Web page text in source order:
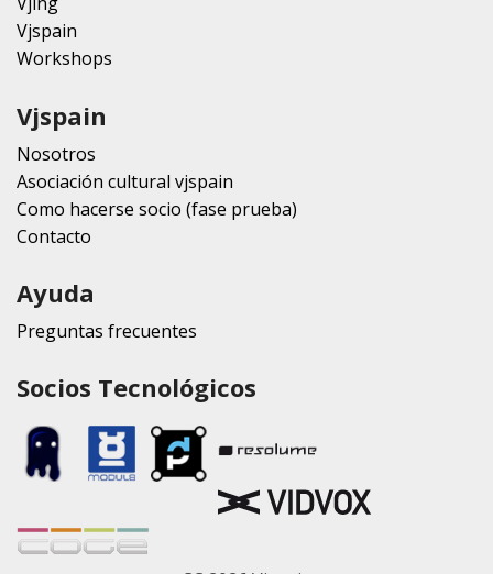
Vjspain
Workshops
Vjspain
Nosotros
Asociación cultural vjspain
Como hacerse socio (fase prueba)
Contacto
Ayuda
Preguntas frecuentes
Socios Tecnológicos